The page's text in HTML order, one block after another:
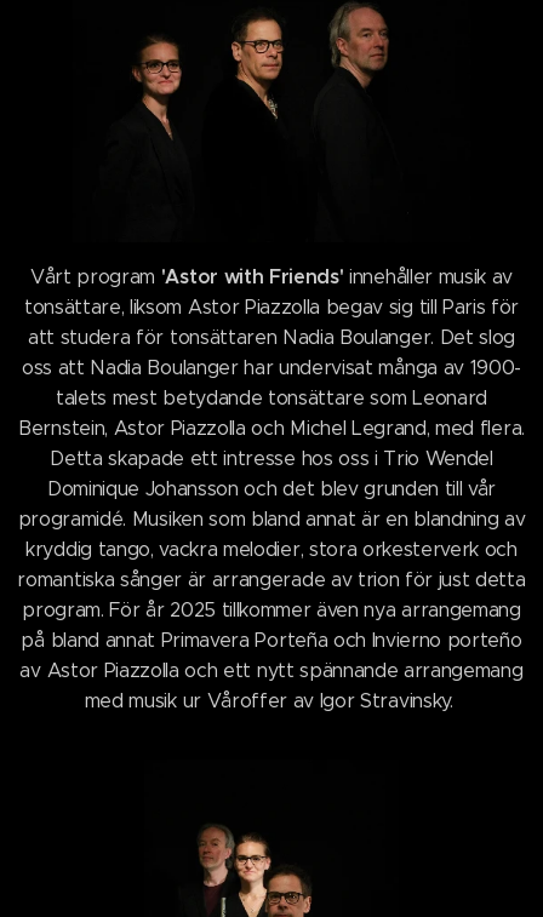
Vårt program 'Astor with Friends' innehåller musik av
tonsättare, liksom Astor Piazzolla begav sig till Paris för
att studera för tonsättaren Nadia Boulanger. Det slog
oss att Nadia Boulanger har undervisat många av 1900-
talets mest betydande tonsättare som Leonard
Bernstein, Astor Piazzolla och Michel Legrand, med flera.
Detta skapade ett intresse hos oss i Trio Wendel
Dominique Johansson och det blev grunden till vår
programidé. Musiken som bland annat är en blandning av
kryddig tango, vackra melodier, stora orkesterverk och
romantiska sånger är arrangerade av trion för just detta
program. För år 2025 tillkommer även nya arrangemang
på bland annat Primavera Porteña och Invierno porteño
av Astor Piazzolla och ett nytt spännande arrangemang
med musik ur Våroffer av Igor Stravinsky.